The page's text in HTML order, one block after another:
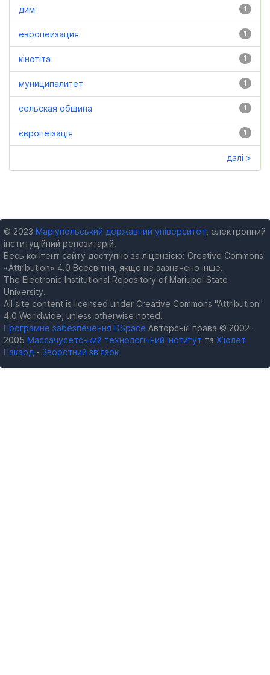
1
дим
1
европеизация
1
кінотіта
1
муниципалитет
1
сельская община
1
європеїзація
далі >
© 2023 Маріупольський державний університет , електронний
інституційний репозитарій.
Весь контент сайту доступно за ліцензією: Creative Commons
«Attribution» 4.0 Всесвітня, якщо не зазначено інше.
The Electronic Institutional Repository of Mariupol State
University.
All site content is licensed under Creative Commons "Attribution"
4.0 Worldwide, unless otherwise noted.
Програмне забезпечення DSpace Авторські права © 2002-
2005 Массачусетський технологічний інститут та Х’юлет
Пакард - Зворотний зв’язок